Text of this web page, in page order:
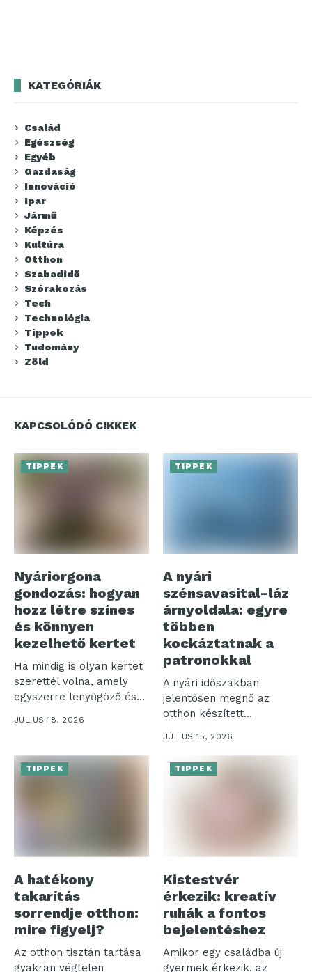
KATEGÓRIÁK
Család
Egészség
Egyéb
Gazdaság
Innováció
Ipar
Jármű
Képzés
Kultúra
Otthon
Szabadidő
Szórakozás
Tech
Technológia
Tippek
Tudomány
Zöld
KAPCSOLÓDÓ CIKKEK
TIPPEK
Nyáriorgona
gondozás: hogyan
hozz létre színes
és könnyen
kezelhető kertet
Ha mindig is olyan kertet
szerettél volna, amely
egyszerre lenyűgöző és
nem...
JÚLIUS 18, 2026
TIPPEK
A nyári
szénsavasital-láz
árnyoldala: egyre
többen
kockáztatnak a
patronokkal
A nyári időszakban
jelentősen megnő az
otthon készített
szénsavas italok iránti
JÚLIUS 15, 2026
TIPPEK
A hatékony
takarítás
sorrendje otthon:
mire figyelj?
Az otthon tisztán tartása
gyakran végtelen
TIPPEK
Kistestvér
érkezik: kreatív
ruhák a fontos
bejelentéshez
Amikor egy családba új
gyermek érkezik, az